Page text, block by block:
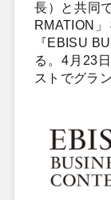
長）と共同
RMATION
『EBISU
る。4月23
ストでグラ